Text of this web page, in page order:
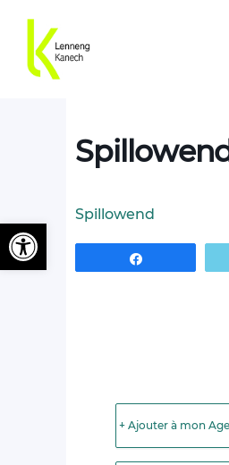
Spillowend
Spillowend
+ Ajouter à mon
Ouvrir la barre d’outils